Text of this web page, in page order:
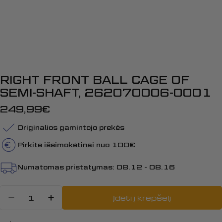
RIGHT FRONT BALL CAGE OF
SEMI-SHAFT, 262070006-0001
Įprasta
kaina
249,99€
Originalios gamintojo prekės
Pirkite išsimokėtinai nuo 100€
Numatomas pristatymas: 08.12 - 08.16
Sumažinti kiekį: RIGHT FRONT
Padidinti RIGHT FRONT
Įdėti į krepšelį